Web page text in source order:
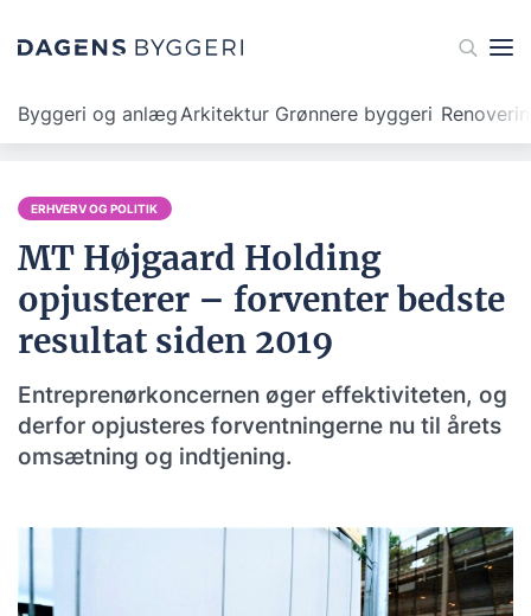
Byggeri og anlægArkitektur Grønnere byggeri
ERHVERV OG POLITIK
MT Højgaard Holding
opjusterer – forventer bedste
resultat siden 2019
Entreprenørkoncernen øger effektiviteten, og
derfor opjusteres forventningerne nu til årets
omsætning og indtjening.